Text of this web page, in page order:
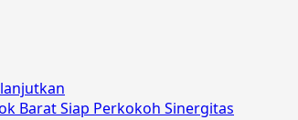
Barat Siap Perkokoh Sinergitas